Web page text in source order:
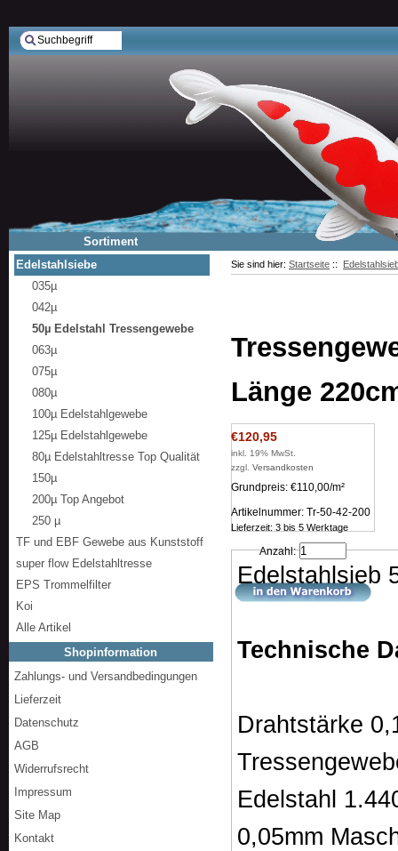
Sie sind hier: Startseite ::
Länge
€120,95
inkl. 19% MwSt.
zzgl. Versandkosten
Grundpreis: €110,00/m²
Artikelnummer: Tr-50-42-200
Lieferzeit: 3 bis 5 Werktage
Anzahl:
Edelstahlsieb
Technische
Drahtstärke
Edelstahl
0,05mm
Sortiment
Edelstahlsiebe
035µ
042µ
50µ Edelstahl Tressengewebe
063µ
075µ
080µ
100µ Edelstahlgewebe
125µ Edelstahlgewebe
80µ Edelstahltresse Top Qualität
150µ
200µ Top Angebot
250 µ
TF und EBF Gewebe aus Kunststoff
super flow Edelstahltresse
EPS Trommelfilter
Koi
Alle Artikel
Shopinformation
Zahlungs- und Versandbedingungen
Lieferzeit
Datenschutz
AGB
Widerrufsrecht
Impressum
Site Map
Kontakt